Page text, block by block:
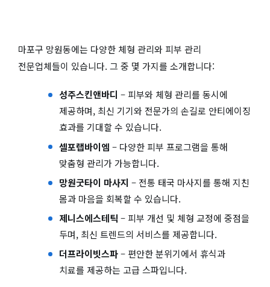
마포구 망원동에는 다양한 체형 관리와 피부 관리
전문업체들이 있습니다. 그 중 몇 가지를 소개합니다:
성주스킨앤바디 – 피부와 체형 관리를 동시에
제공하며, 최신 기기와 전문가의 손길로 안티에이징
효과를 기대할 수 있습니다.
셀포랩바이엠 – 다양한 피부 프로그램을 통해
맞춤형 관리가 가능합니다.
망원굿타이 마사지 – 전통 태국 마사지를 통해 지친
몸과 마음을 회복할 수 있습니다.
제니스에스테틱 – 피부 개선 및 체형 교정에 중점을
두며, 최신 트렌드의 서비스를 제공합니다.
더프라이빗스파– 편안한 분위기에서 휴식과
치료를 제공하는 고급 스파입니다.